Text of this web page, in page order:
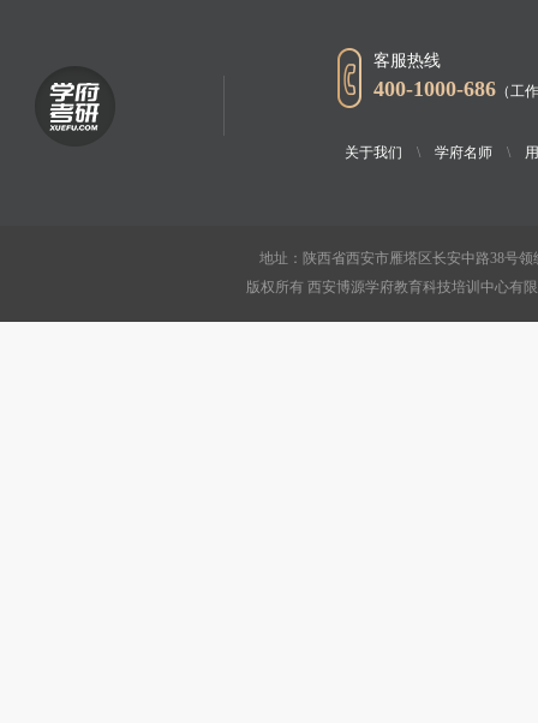
客服热线
400-1000-686 （工
关于我们 \ 学府名师 \
地址：陕西省西安市雁塔区长安中路38号
版权所有 西安博源学府教育科技培训中心有